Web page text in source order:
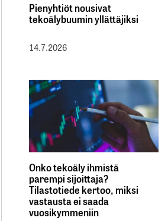
Pienyhtiöt nousivat
tekoälybuumin yllättäjiksi
14.7.2026
Onko tekoäly ihmistä
parempi sijoittaja?
Tilastotiede kertoo, miksi
vastausta ei saada
vuosikymmeniin